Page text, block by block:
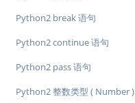
Python2 break 语句
Python2 continue 语句
Python2 pass 语句
Python2 整数类型 ( Number )